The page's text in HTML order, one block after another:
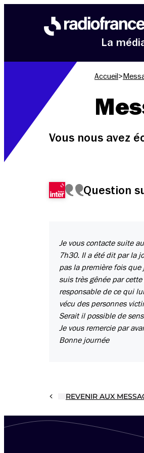
La
Accueil >
Vous nous avez
Question
Je vous contacte suite
7h30. Il a été dit par la
pas la première fois
suis très gênée par
responsable de ce qui
vécu des personnes
Serait il possible de
Je vous remercie par
Bonne journée
REVENIR AUX